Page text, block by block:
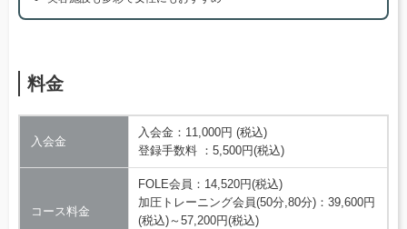
料金
入会金
入会金：11,000円 (税込)
登録手数料 ：5,500円(税込)
コース料金
FOLE会員：14,520円(税込)
加圧トレーニング会員(50分,80分)：39,600円
(税込)～57,200円(税込)